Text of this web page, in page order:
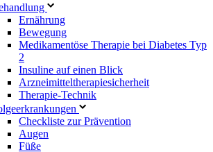
Ernährung
Bewegung
Medikamentöse Therapie bei Diabetes Typ
2
Insuline auf einen Blick
Arzneimitteltherapie­sicherheit
Therapie-Technik
Checkliste zur Prävention
Augen
Füße